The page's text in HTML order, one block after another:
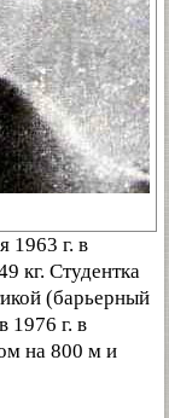
1963 г. в
кг. Студентка
(барьерный
1976 г. в
на 800 м и